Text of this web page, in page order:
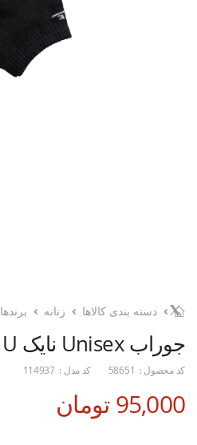
دسته بندی کالاها زنانه برندها
جوراب Unisex نایک Nike Xena U
کد محصول : 58651 کد مدل : 114937
95,000 تومان